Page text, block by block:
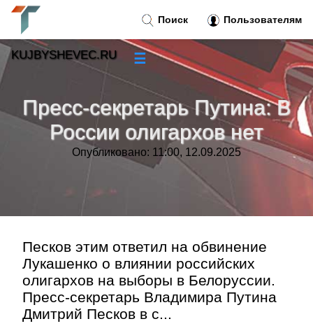
Пресс-секретарь Путина: В
России олигархов нет
Опубликовано: 11:00, 12.09.2025
Песков этим ответил на обвинение
Лукашенко о влиянии российских
олигархов на выборы в Белоруссии.
Пресс-секретарь Владимира Путина
Дмитрий Песков в с...
Поиск Пользователям
KUJBYSHEVEC.RU ☰
»
Тренды новостей »
»
Контакт»